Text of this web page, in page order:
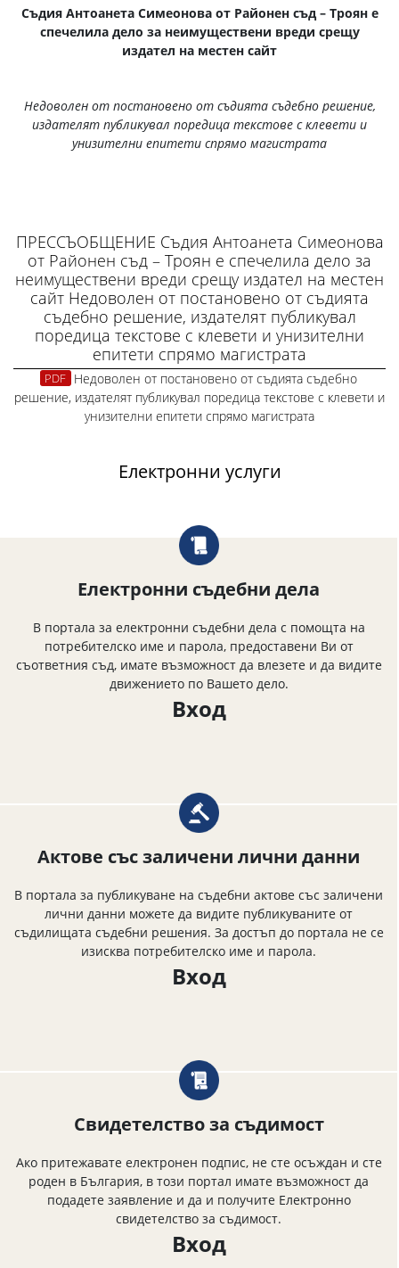
Съдия Антоанета Симеонова от Районен съд – Троян е
спечелила дело за неимуществени вреди срещу
издател на местен сайт
Недоволен от постановено от съдията съдебно решение,
издателят публикувал поредица текстове с клевети и
унизителни епитети спрямо магистрата
ПРЕССЪОБЩЕНИЕ Съдия Антоанета Симеонова
от Районен съд – Троян е спечелила дело за
неимуществени вреди срещу издател на местен
сайт Недоволен от постановено от съдията
съдебно решение, издателят публикувал
поредица текстове с клевети и унизителни
епитети спрямо магистрата
Недоволен от постановено от съдията съдебно
решение, издателят публикувал поредица текстове с клевети и
унизителни епитети спрямо магистрата
Електронни услуги
Електронни съдебни дела
В портала за електронни съдебни дела с помощта на
потребителско име и парола, предоставени Ви от
съответния съд, имате възможност да влезете и да видите
движението по Вашето дело.
Вход
Актове със заличени лични данни
В портала за публикуване на съдебни актове със заличени
лични данни можете да видите публикуваните от
съдилищата съдебни решения. За достъп до портала не се
изисква потребителско име и парола.
Вход
Свидетелство за съдимост
Ако притежавате електронен подпис, не сте осъждан и сте
роден в България, в този портал имате възможност да
подадете заявление и да и получите Електронно
свидетелство за съдимост.
Вход